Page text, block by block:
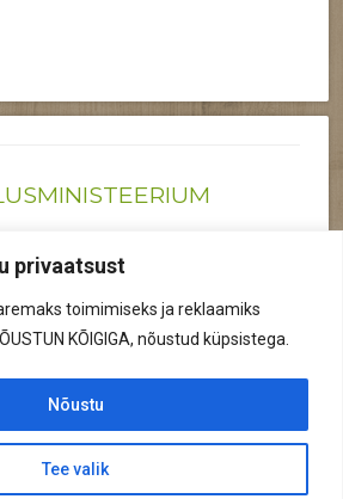
privaatsust
toimimiseks ja reklaamiks
KÕIGIGA, nõustud küpsistega.
Tee valik
Nõustu
Reg nr: 12041719